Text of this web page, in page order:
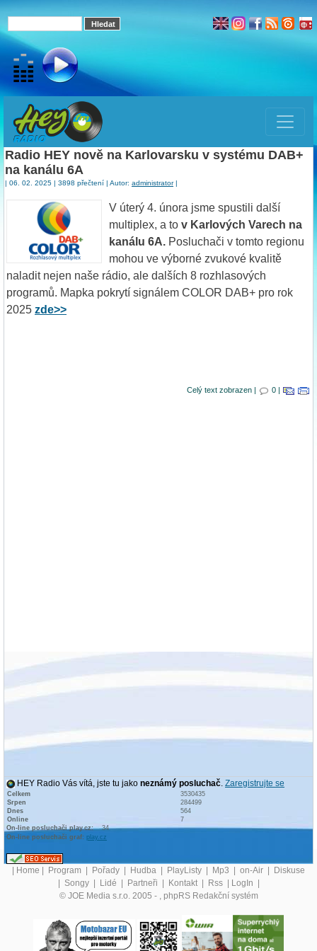
Radio HEY nově na Karlovarsku v systému DAB+
na kanálu 6A
| 06. 02. 2025 | 3898 přečtení | Autor: administrator|
V úterý 4. února jsme spustili další
multiplex, a to v Karlových Varech na
kanálu 6A. Posluchači v tomto regionu
mohou ve výborné zvukové kvalitě
naladit nejen naše rádio, ale dalších 8 rozhlasových
programů. Mapka pokrytí signálem COLOR DAB+ pro rok
2025 zde>>
Celý text zobrazen | 0 |
HEY Radio Vás vítá, jste tu jako neznámý posluchač. Zaregistrujte se
Celkem
3530435
Srpen
284499
Dnes
564
Online
7
On-line posluchači play.cz:
34
On-line posluchači graf: play.cz
Home Program Pořady Hudba PlayListy Mp3 on-Air
Diskuse
Songy Lidé Partneři Kontakt Rss LogIn
© JOE Media s.r.o. 2005 - , phpRS Redakční systém